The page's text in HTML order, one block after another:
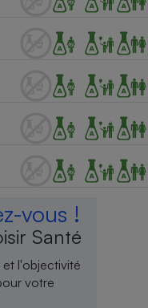
vous !
Santé
et l'objectivité
votre